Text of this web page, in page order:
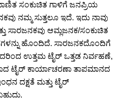
ಸಂಕುಚಿತ ಗಾಳಿಗೆ ಜನಪ್ರಿಯ
ನಮ್ಮ ಸುತ್ತಲೂ ಇದೆ. ಇದು ನಾವು
ಸಾರಜನಕವು ಆಮ್ಲಜನಕ/ಸಂಕುಚಿತ
ಹೊಂದಿದೆ. ಸಾರಜನಕದೊಂದಿಗೆ
ಉತ್ತಮ ಟೈರ್ ಒತ್ತಡ ನಿರ್ವಹಣೆ,
ಟೈರ್ ಕಾರ್ಯಾಚರಣಾ ತಾಪಮಾನದ
ದಕ್ಷತೆ ಮತ್ತು ಟೈರ್